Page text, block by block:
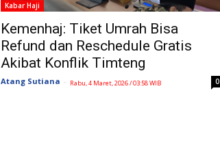
Kabar Haji
Kemenhaj: Tiket Umrah Bisa
Refund dan Reschedule Gratis
Akibat Konflik Timteng
Atang Sutiana - Rabu, 4 Maret, 2026 / 03:58 WIB 0